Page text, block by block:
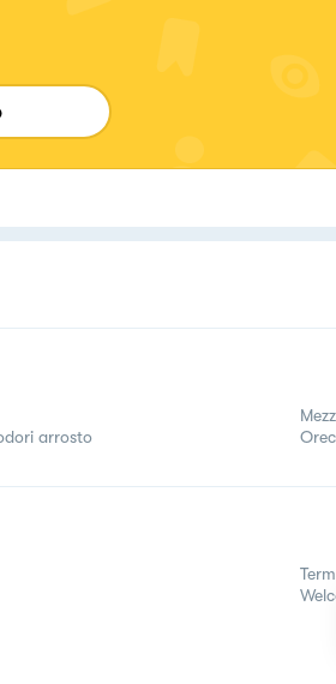
arrosto